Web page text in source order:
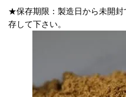
★保存期限：製造日から未開
存して下さい。